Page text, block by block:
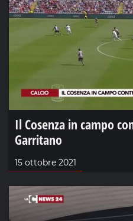
Il Cosenza in campo
Garritano
15 ottobre 2021